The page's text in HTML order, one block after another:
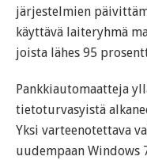
järjestelmien
käyttävä laiteryhmä
joista lähes 95
Pankkiautomaatteja
tietoturvasyistä
Yksi varteenotettava
uudempaan Windows